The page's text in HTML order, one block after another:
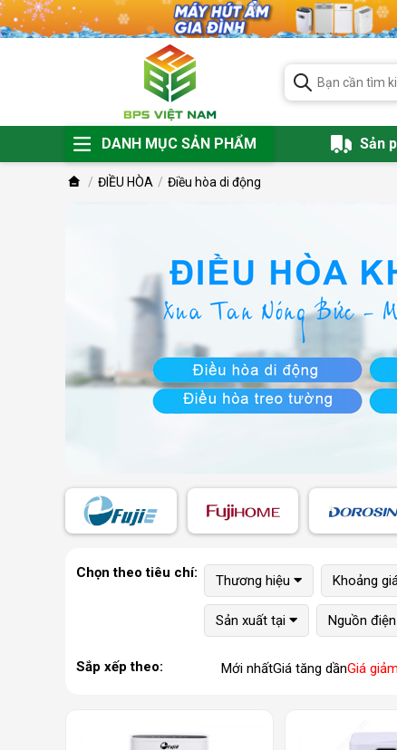
DANH MỤC SẢN PHẨM Sản
ĐIỀU HÒA Điều hòa di động
Chọn theo tiêu chí: Thương hiệu Khoảng
Sản xuất tại Nguồn điện
Sắp xếp theo: Mới nhấtGiá tăng dầnGiá